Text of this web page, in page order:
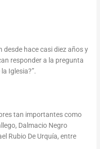
desde hace casi diez años y
responder a la pregunta
Iglesia?”.
tan importantes como
Dalmacio Negro
Rubio De Urquía, entre